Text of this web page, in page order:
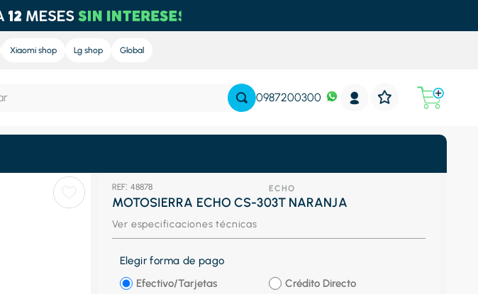
Xiaomi shop Lg shop Global
0987200300
: 48878 ECHO
MOTOSIERRA ECHO CS-303T NARANJA
Ver especificaciones técnicas
Elegir forma de pago
Efectivo/Tarjetas
Crédito Directo